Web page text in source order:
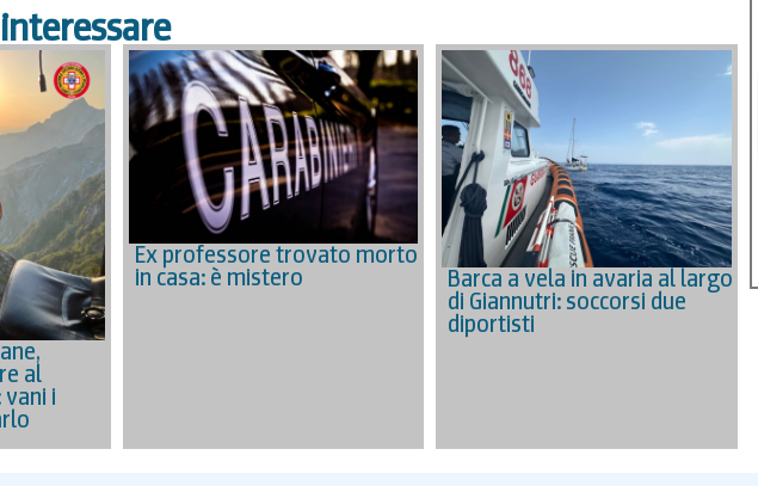
al
i
Ex professore trovato morto
in casa: è mistero Barca a vela in avaria al largo
di Giannutri: soccorsi due
diportisti